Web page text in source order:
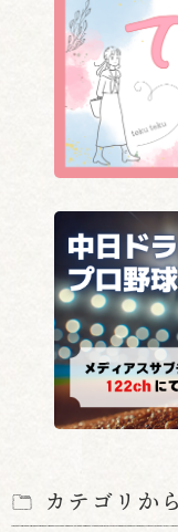
カテゴリか